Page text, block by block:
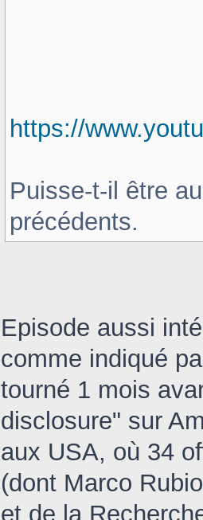
https://
Puisse-t-il être
précédents.
Episode aussi
comme indiqué
tourné 1 mois
disclosure" sur
aux USA, où 34
(dont Marco
et de la